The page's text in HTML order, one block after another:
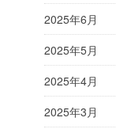
2025年6月
2025年5月
2025年4月
2025年3月